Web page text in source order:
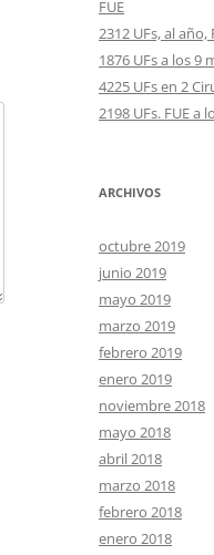
FUE
2312 UFs, al año,
1876 UFs a los 9
4225 UFs en 2
2198 UFs. FUE a
ARCHIVOS
octubre 2019
junio 2019
mayo 2019
marzo 2019
febrero 2019
enero 2019
noviembre 2018
mayo 2018
abril 2018
marzo 2018
febrero 2018
enero 2018